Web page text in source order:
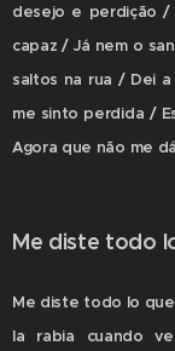
desejo e perdição /
capaz / Já nem o
saltos na rua / Dei
me sinto perdida /
Agora que não me
Me diste todo
Me diste todo lo
la rabia cuando